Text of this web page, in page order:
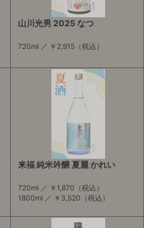
山川光男 2025 なつ
720ml ／ ￥2,915（税込）
来福 純米吟醸 夏麗 かれい
720ml ／ ￥1,870 （税込）
1800ml ／ ￥3,520 （税込）